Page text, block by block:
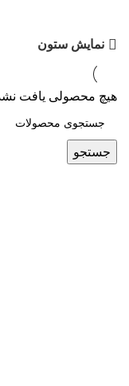
نمایش ستون
هیچ محصولی یافت
جستجو